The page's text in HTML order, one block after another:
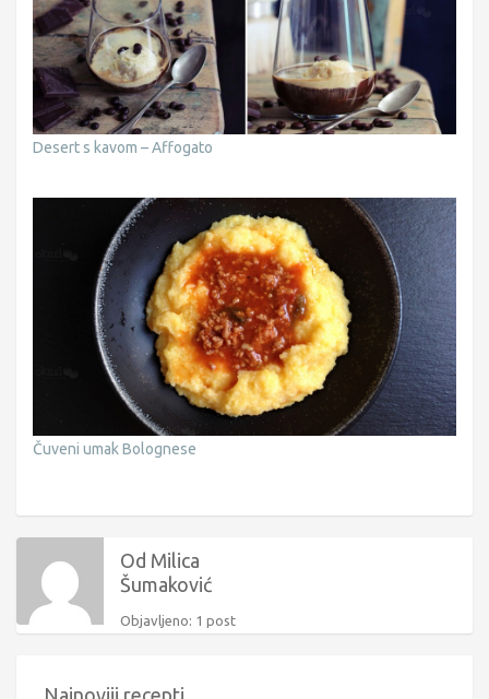
Desert s kavom – Affogato
Čuveni umak Bolognese
Od Milica
Šumaković
Objavljeno: 1 post
Najnoviji recepti